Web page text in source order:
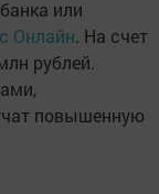
или
Онлайн. На счет
рублей.
повышенную